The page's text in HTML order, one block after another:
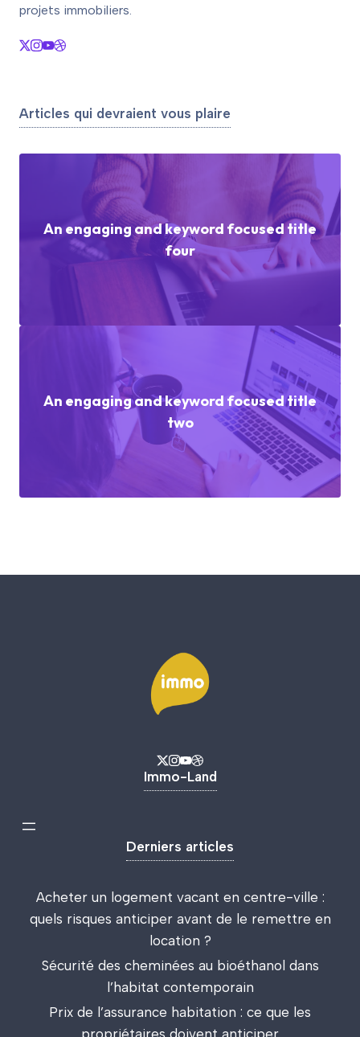
projets immobiliers.
Articles qui devraient vous plaire
An engaging and keyword focused title
four
An engaging and keyword focused title
two
Immo-Land
Derniers articles
Acheter un logement vacant en centre-ville :
quels risques anticiper avant de le remettre en
location ?
Sécurité des cheminées au bioéthanol dans
l’habitat contemporain
Prix de l’assurance habitation : ce que les
propriétaires doivent anticiper